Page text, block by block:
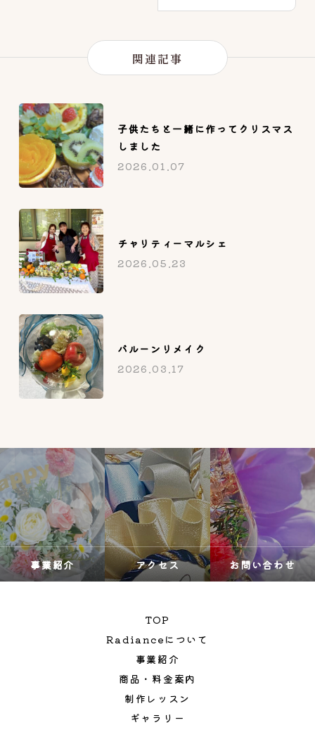
関連記事
子供たちと一緒に作ってクリスマス
しました
2026.01.07
チャリティーマルシェ
2026.05.23
バルーンリメイク
2026.03.17
事業紹介 アクセス お問い合わせ
TOP
Radianceについて
事業紹介
商品・料金案内
制作レッスン
ギャラリー